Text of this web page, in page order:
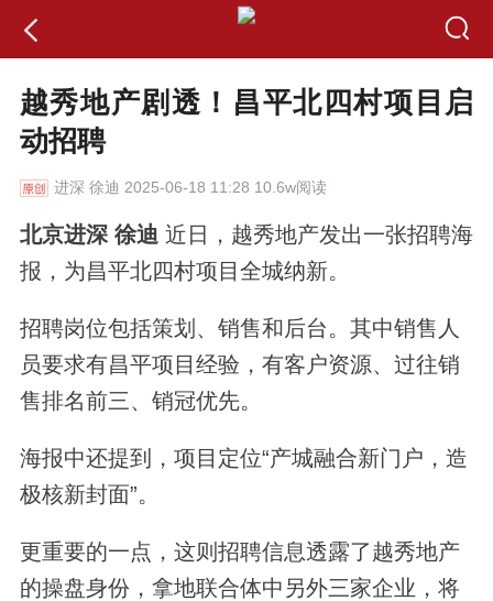
越秀地产剧透！昌平北四村项目启
动招聘
进深 徐迪 2025-06-18 11:28 10.6w阅读
北京进深 徐迪 近日，越秀地产发出一张招聘海
报，为昌平北四村项目全城纳新。
招聘岗位包括策划、销售和后台。其中销售 人
员要求有昌平项目经验，有客户资源、过往销
售排名前三、销冠优先。
海报中还提到，项目定位“产城融合新门户，造
极核新封面”。
更重要的一点，这则 招聘信息透露了越秀地产
的操盘身份，拿地联合体中另外三家企业，将